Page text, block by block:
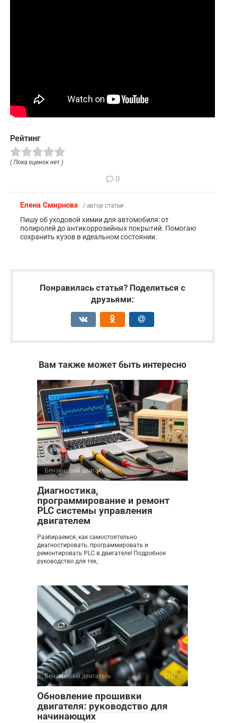
Рейтинг
( Пока оценок нет )
0
Елена Смирнова / автор статьи
Пишу об уходовой химии для автомобиля: от
полиролей до антикоррозийных покрытий. Помогаю
сохранить кузов в идеальном состоянии.
Понравилась статья? Поделиться с
друзьями:
Вам также может быть интересно
Бензиновый двигатель 0
Диагностика,
программирование и ремонт
PLC системы управления
двигателем
Разбираемся, как самостоятельно
диагностировать, программировать и
ремонтировать PLC в двигателе! Подробное
руководство для тех,
Бензиновый двигатель 0
Обновление прошивки
двигателя: руководство для
начинающих